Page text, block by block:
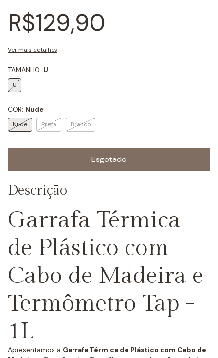
R$129,90
Ver mais detalhes
TAMANHO: U
U
COR: Nude
Nude Preta Branco
Descrição
Garrafa Térmica
de Plástico com
Cabo de Madeira e
Termômetro Tap -
1L
Apresentamos a Garrafa Térmica de Plástico com Cabo de